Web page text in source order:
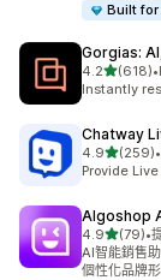
Built
Gorgias:
4.2滿分 5 顆
(618)
共有 618 則•
Instantly
Chatway
4.9滿分 5
(259)
共有 259 則•
Provide
Algoshop
4.9滿分 5
(79)
共有 79 則評
•
AI智能銷售
個性化品牌